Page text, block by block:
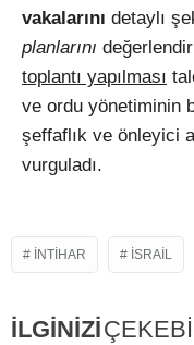
vakalarını detaylı
planlarını
toplantı yapılması
ve ordu yönetiminin
şeffaflık ve önleyici
vurguladı.
INTIHAR İSRAIL
İLGİNİZİ